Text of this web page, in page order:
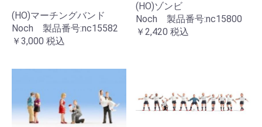
(HO)マーチングバンド
Noch 製品番号:nc15582
￥3,000 税込
(HO)ゾンビ
Noch 製品番号:nc15800
￥2,420 税込